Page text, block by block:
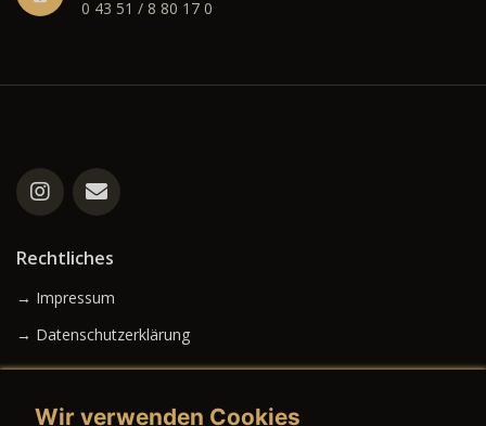
0 43 51 / 8 80 17 0
Rechtliches
→ Impressum
→ Datenschutzerklärung
Wir verwenden Cookies